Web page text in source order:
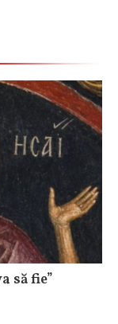
să fie”